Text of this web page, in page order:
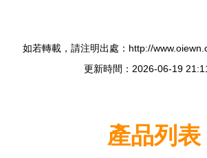
如若轉載，請注明出處：http://
更新時間：2026-06-19
產品列表